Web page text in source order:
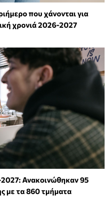
που χάνονται για
χρονιά 2026-2027
Ανακοινώθηκαν 95
με τα 860 τμήματα